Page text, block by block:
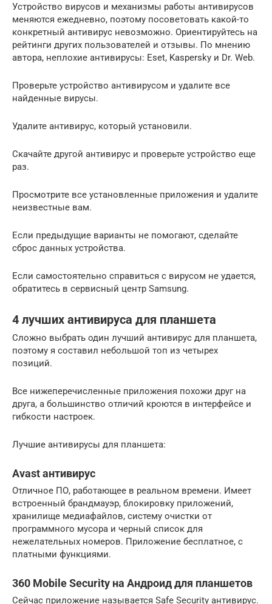
Устройство вирусов и механизмы работы антивирусов
меняются ежедневно, поэтому посоветовать какой-то
конкретный антивирус невозможно. Ориентируйтесь на
рейтинги других пользователей и отзывы. По мнению
автора, неплохие антивирусы: Eset, Kaspersky и Dr. Web.
Проверьте устройство антивирусом и удалите все
найденные вирусы.
Удалите антивирус, который установили.
Скачайте другой антивирус и проверьте устройство еще
раз.
Просмотрите все установленные приложения и удалите
неизвестные вам.
Если предыдущие варианты не помогают, сделайте
сброс данных устройства.
Если самостоятельно справиться с вирусом не удается,
обратитесь в сервисный центр Samsung.
4 лучших антивируса для планшета
Сложно выбрать один лучший антивирус для планшета,
поэтому я составил небольшой топ из четырех
позиций.
Все нижеперечисленные приложения похожи друг на
друга, а большинство отличий кроются в интерфейсе и
гибкости настроек.
Лучшие антивирусы для планшета:
Avast антивирус
Отличное ПО, работающее в реальном времени. Имеет
встроенный брандмауэр, блокировку приложений,
хранилище медиафайлов, систему очистки от
программного мусора и черный список для
нежелательных номеров. Приложение бесплатное, с
платными функциями.
360 Mobile Security на Андроид для планшетов
Сейчас приложение называется Safe Security антивирус.